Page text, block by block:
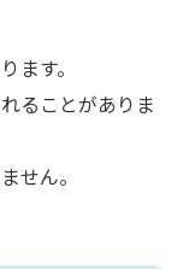
ます。
ることがありま
せん。